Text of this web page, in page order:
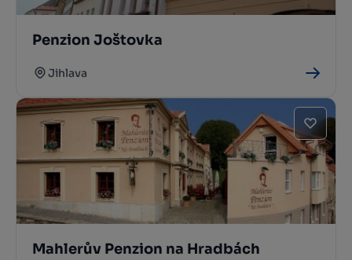
Penzion Joštovka
Jihlava
Mahlerův Penzion na Hradbách